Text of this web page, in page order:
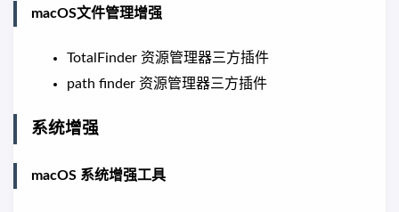
macOS文件管理增强
TotalFinder 资源管理器三方插件
path finder 资源管理器三方插件
系统增强
macOS 系统增强工具